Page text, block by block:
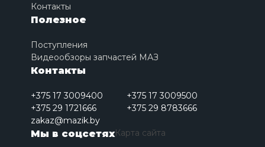
Контакты
Полезное
Поступления
Видеообзоры запчастей МАЗ
Контакты
+375 17 3009400
+375 17 3009500
+375 29 1721666
+375 29 8783666
zakaz@mazik.by
Мы в соцсетяхКарта сайта